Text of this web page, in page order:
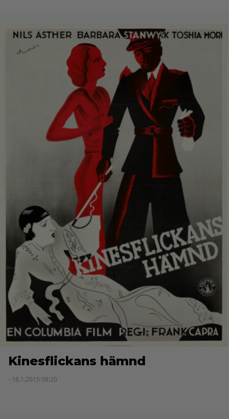
Kinesflickans hämnd
- 18.1.2015 08:20